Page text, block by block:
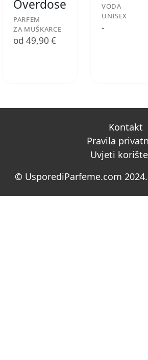
Overdose
PARFEM
ZA MUŠKARCE
od 49,90 €
VODA
UNISEX
-
Kontakt
Pravila
Uvjeti
© UsporediParfeme.com